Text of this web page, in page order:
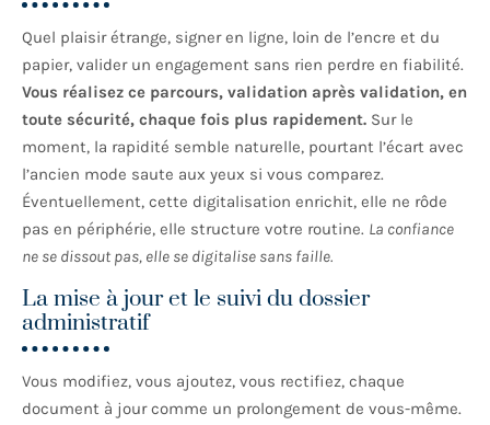
Quel plaisir étrange, signer en ligne, loin de l’encre et du
papier, valider un engagement sans rien perdre en fiabilité.
Vous réalisez ce parcours, validation après validation, en
toute sécurité, chaque fois plus rapidement. Sur le
moment, la rapidité semble naturelle, pourtant l’écart avec
l’ancien mode saute aux yeux si vous comparez.
Éventuellement, cette digitalisation enrichit, elle ne rôde
pas en périphérie, elle structure votre routine. La confiance
ne se dissout pas, elle se digitalise sans faille.
La mise à jour et le suivi du dossier
administratif
Vous modifiez, vous ajoutez, vous rectifiez, chaque
document à jour comme un prolongement de vous-même.